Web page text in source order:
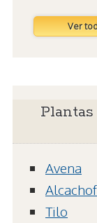
Ver
Avena
Tilo